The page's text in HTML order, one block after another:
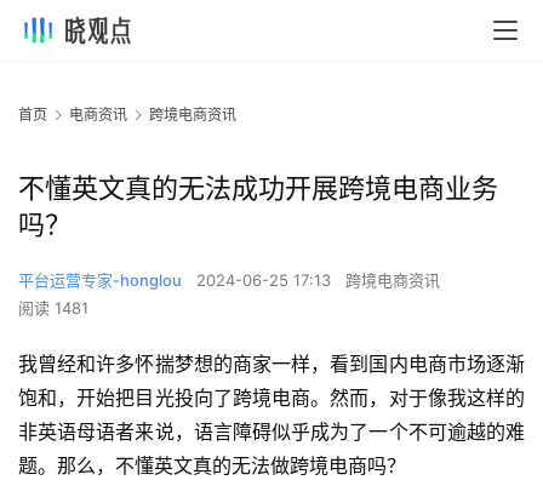
首页 电商资讯 跨境电商资讯
不懂英文真的无法成功开展跨境电商业务
吗？
平台运营专家-honglou 2024-06-25 17:13
跨境电商资讯
阅读 1481
我曾经和许多怀揣梦想的商家一样，看到国内电商市场逐渐
饱和，开始把目光投向了跨境电商。然而，对于像我这样的
非英语母语者来说，语言障碍似乎成为了一个不可逾越的难
题。那么，不懂英文真的无法做跨境电商吗？